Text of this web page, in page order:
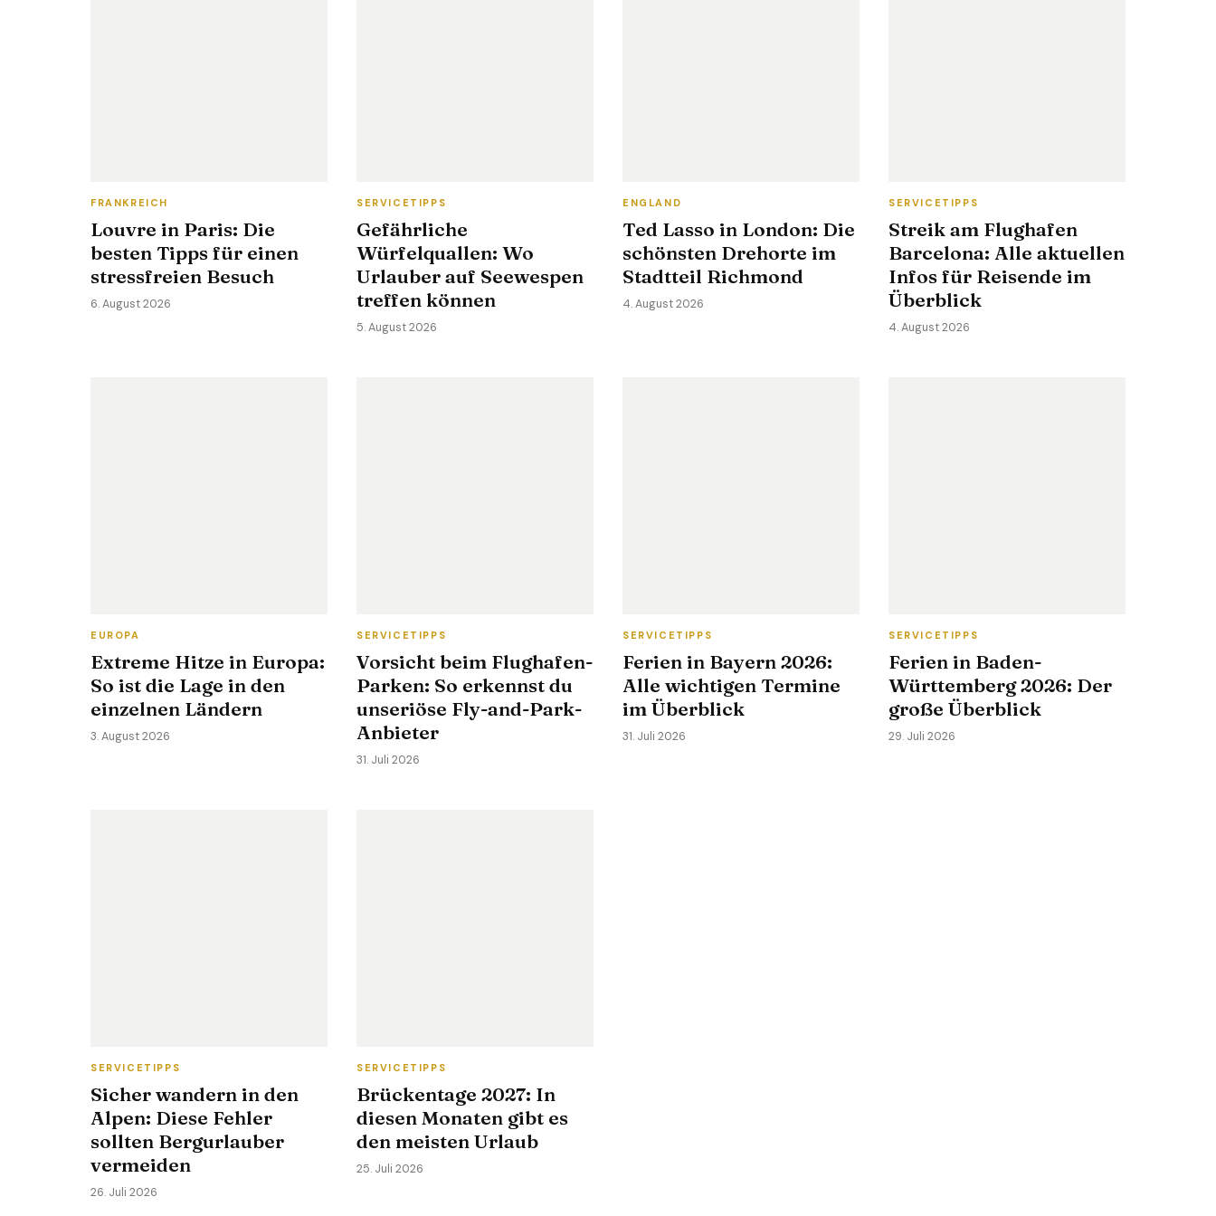
FRANKREICH
Louvre in Paris: Die
besten Tipps für einen
stressfreien Besuch
6. August 2026
SERVICETIPPS
Gefährliche
Würfelquallen: Wo
Urlauber auf Seewespen
treffen können
5. August 2026
ENGLAND
Ted Lasso in London: Die
schönsten Drehorte im
Stadtteil Richmond
4. August 2026
SERVICETIPPS
Streik am Flughafen
Barcelona: Alle aktuellen
Infos für Reisende im
Überblick
4. August 2026
EUROPA
Extreme Hitze in Europa:
So ist die Lage in den
einzelnen Ländern
3. August 2026
SERVICETIPPS
Vorsicht beim Flughafen-
Parken: So erkennst du
unseriöse Fly-and-Park-
Anbieter
31. Juli 2026
SERVICETIPPS
Ferien in Bayern 2026:
Alle wichtigen Termine
im Überblick
31. Juli 2026
SERVICETIPPS
Ferien in Baden-
Württemberg 2026: Der
große Überblick
29. Juli 2026
SERVICETIPPS
Sicher wandern in den
Alpen: Diese Fehler
sollten Bergurlauber
vermeiden
26. Juli 2026
SERVICETIPPS
Brückentage 2027: In
diesen Monaten gibt es
den meisten Urlaub
25. Juli 2026